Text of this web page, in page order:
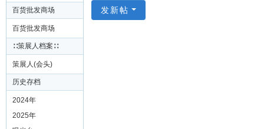
百货批发商场
百货批发商场
∷策展人档案∷
策展人(会头)
历史存档
2024年
2025年
发新帖